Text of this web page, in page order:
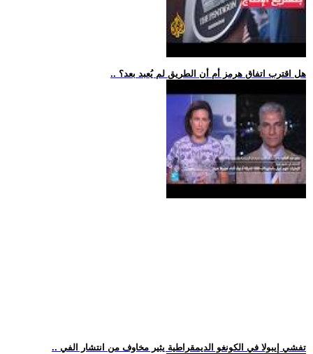
.. هل اقترب اتفاق هرمز أم أن الطريق لم يُعبد بعد؟
.. تفشي إيبولا في الكونغو الديمقراطية يثير مخاوف من انتشار الفي